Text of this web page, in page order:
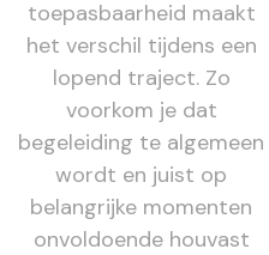
toepasbaarheid maakt
het verschil tijdens een
lopend traject. Zo
voorkom je dat
begeleiding te algemeen
wordt en juist op
belangrijke momenten
onvoldoende houvast